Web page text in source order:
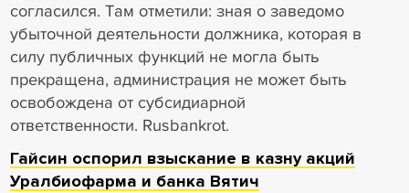
согласился. Там отметили: зная о заведомо
убыточной деятельности должника, которая в
силу публичных функций не могла быть
прекращена, администрация не может быть
освобождена от субсидиарной
ответственности. Rusbankrot.
Гайсин оспорил взыскание в казну акций
Уралбиофарма и банка Вятич